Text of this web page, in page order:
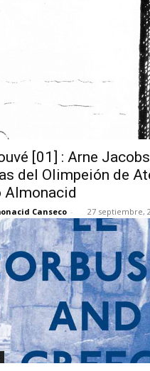
[01] : Arne
del Olimpeión de
Almonacid
Canseco - 27 septiembre,